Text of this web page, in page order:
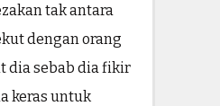
tak antara
dengan orang
dia sebab dia fikir
keras untuk